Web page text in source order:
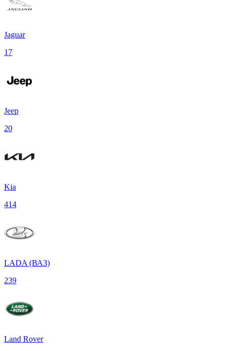
Jaguar
17
Jeep
20
Kia
414
LADA (ВАЗ)
239
Land Rover